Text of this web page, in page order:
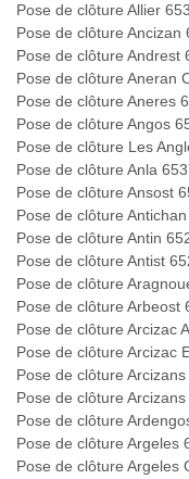
Pose de clôture Allier
Pose de clôture Ancizan
Pose de clôture Andrest
Pose de clôture Aneran
Pose de clôture Aneres
Pose de clôture Angos
Pose de clôture Les
Pose de clôture Anla
Pose de clôture Ansost
Pose de clôture
Pose de clôture Antin
Pose de clôture Antist
Pose de clôture
Pose de clôture Arbeost
Pose de clôture Arcizac
Pose de clôture Arcizac
Pose de clôture
Pose de clôture
Pose de clôture
Pose de clôture Argeles
Pose de clôture Argeles